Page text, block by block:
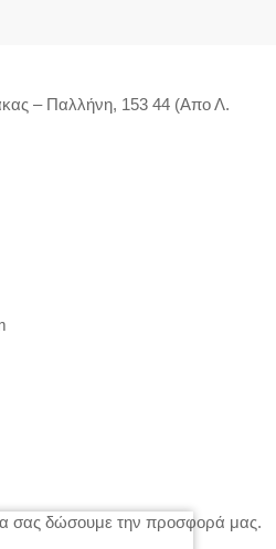
– Παλλήνη, 153 44 (Απο Λ.
σας δώσουμε την προσφορά μας.